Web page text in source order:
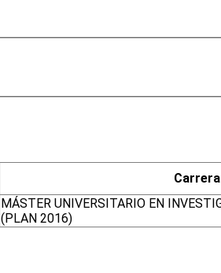
Carrera
MÁSTER UNIVERSITARIO EN
(PLAN 2016)